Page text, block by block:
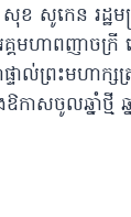
សូកេន រដ្ឋមន្
គ្គមហាពញាចក្
ទាល់ព្រះមហាក្ស
ងឱកាសចូលឆ្នាំ